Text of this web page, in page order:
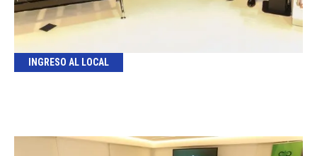
INGRESO AL LOCAL